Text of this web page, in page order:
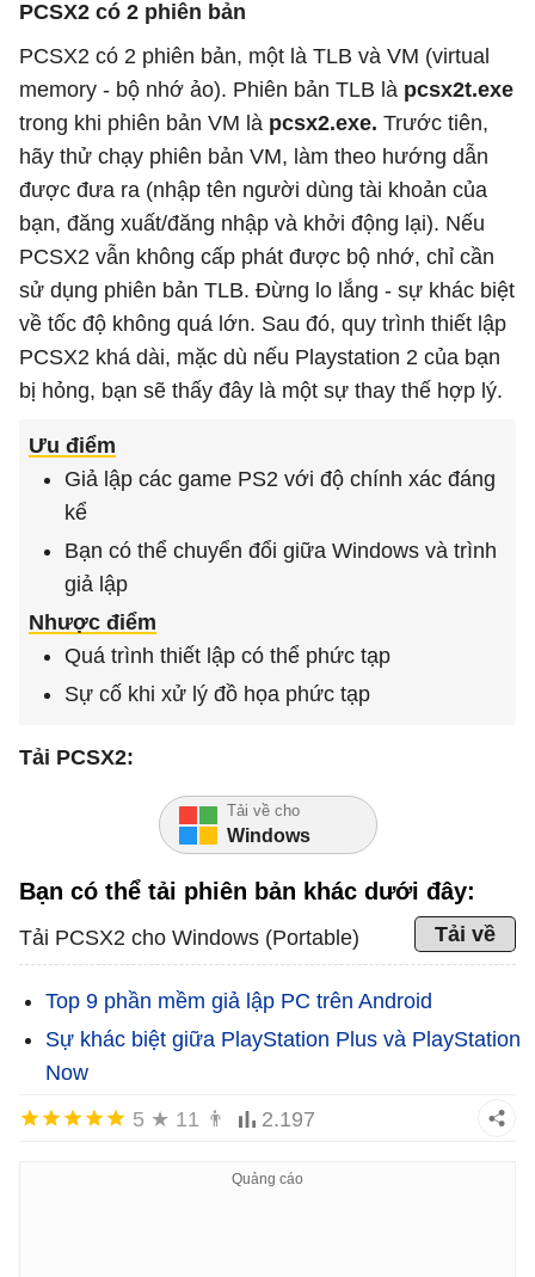
PCSX2 có 2 phiên bản
PCSX2 có 2 phiên bản, một là TLB và VM (virtual
memory - bộ nhớ ảo). Phiên bản TLB là pcsx2t.exe
trong khi phiên bản VM là pcsx2.exe. Trước tiên,
hãy thử chạy phiên bản VM, làm theo hướng dẫn
được đưa ra (nhập tên người dùng tài khoản của
bạn, đăng xuất/đăng nhập và khởi động lại). Nếu
PCSX2 vẫn không cấp phát được bộ nhớ, chỉ cần
sử dụng phiên bản TLB. Đừng lo lắng - sự khác biệt
về tốc độ không quá lớn. Sau đó, quy trình thiết lập
PCSX2 khá dài, mặc dù nếu Playstation 2 của bạn
bị hỏng, bạn sẽ thấy đây là một sự thay thế hợp lý.
Ưu điểm
Giả lập các game PS2 với độ chính xác đáng
kể
Bạn có thể chuyển đổi giữa Windows và trình
giả lập
Nhược điểm
Quá trình thiết lập có thể phức tạp
Sự cố khi xử lý đồ họa phức tạp
Tải PCSX2:
Tải về cho
Windows
Bạn có thể tải phiên bản khác dưới đây:
Tải PCSX2 cho Windows (Portable) Tải về
Top 9 phần mềm giả lập PC trên Android
Sự khác biệt giữa PlayStation Plus và PlayStation
Now
5 ★ 11 👨 2.197